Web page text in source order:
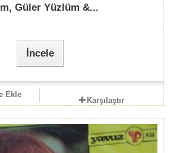
Güler Yüzlüm &...
İncele
Ekle
Karşılaştır